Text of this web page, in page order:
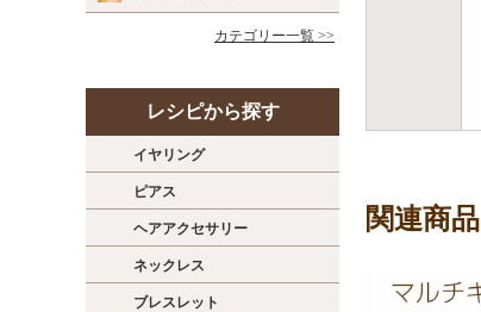
カテゴリー一覧 >>
レシピから探す
イヤリング
ピアス
ヘアアクセサリー
ネックレス
ブレスレット
関連商品